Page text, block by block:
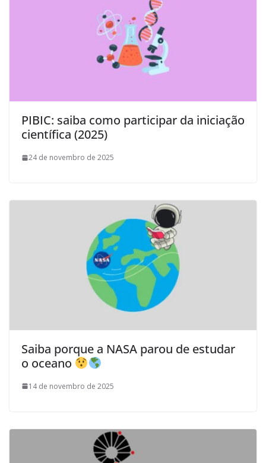
PIBIC: saiba como participar da iniciação
científica (2025)
24 de novembro de 2025
Saiba porque a NASA parou de estudar
o oceano
14 de novembro de 2025